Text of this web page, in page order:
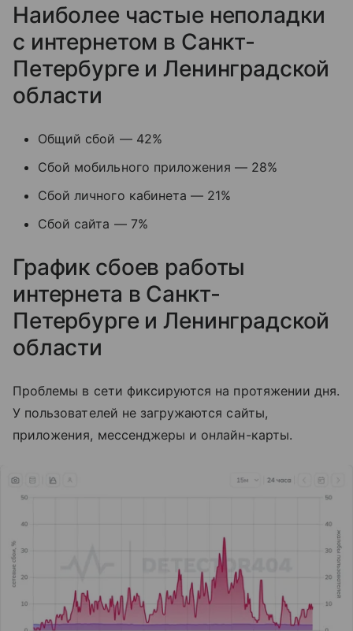
Наиболее частые неполадки
с интернетом в Санкт-
Петербурге и Ленинградской
области
Общий сбой — 42%
Сбой мобильного приложения — 28%
Сбой личного кабинета — 21%
Сбой сайта — 7%
График сбоев работы
интернета в Санкт-
Петербурге и Ленинградской
области
Проблемы в сети фиксируются на протяжении дня.
У пользователей не загружаются сайты,
приложения, мессенджеры и онлайн-карты.